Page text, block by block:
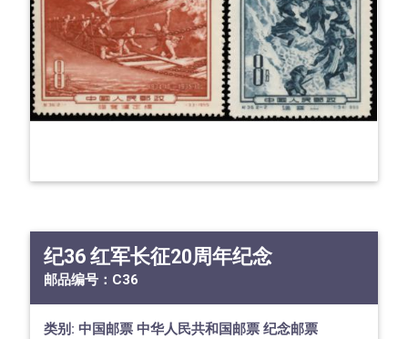
纪36 红军长征20周年纪念
邮品编号： C36
类别: 中国邮票 中华人民共和国邮票 纪念邮票